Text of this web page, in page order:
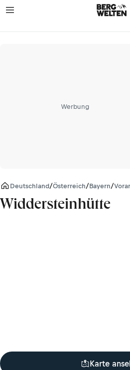
Werbung
Deutschland/Österreich/Bayern/
Widdersteinhütte
Karte